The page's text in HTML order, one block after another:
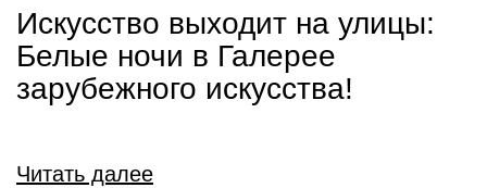
Искусство выходит на улицы:
Белые ночи в Галерее
зарубежного искусства!
Читать далее